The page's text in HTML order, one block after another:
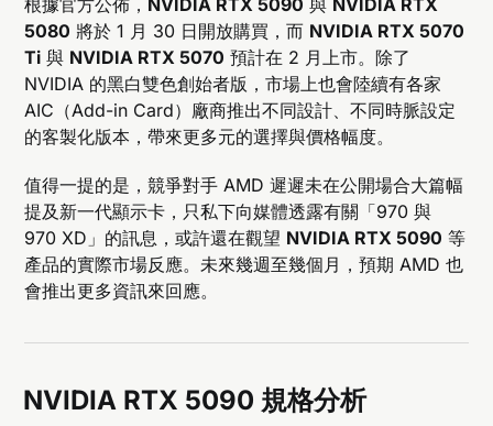
根據官方公佈， NVIDIA RTX 5090 與 NVIDIA RTX
5080 將於 1 月 30 日開放購買，而 NVIDIA RTX 5070
Ti 與 NVIDIA RTX 5070 預計在 2 月上市。除了
NVIDIA 的黑白雙色創始者版，市場上也會陸續有各家
AIC（Add-in Card）廠商推出不同設計、不同時脈設定
的客製化版本，帶來更多元的選擇與價格幅度。
值得一提的是，競爭對手 AMD 遲遲未在公開場合大篇幅
提及新一代顯示卡，只私下向媒體透露有關「970 與
970 XD」的訊息，或許還在觀望 NVIDIA RTX 5090 等
產品的實際市場反應。未來幾週至幾個月，預期 AMD 也
會推出更多資訊來回應。
NVIDIA RTX 5090 規格分析